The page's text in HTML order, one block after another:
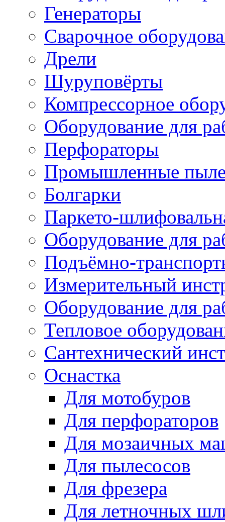
Генераторы
Сварочное
Дрели
Шуруповёрты
Компрессорное
Оборудование для
Перфораторы
Промышленные
Болгарки
Паркето-
Оборудование для
Подъёмно-
Измерительный
Оборудование для
Тепловое
Сантехнический
Оснастка
Для мотобуров
Для перфораторов
Для мозаичных
Для пылесосов
Для фрезера
Для летночных